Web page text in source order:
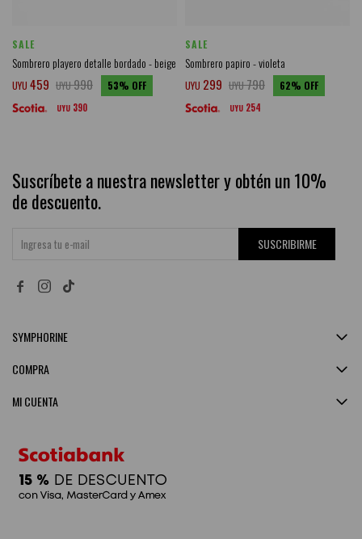
SALE
Sombrero playero detalle bordado - beige
UYU 459 UYU990 53
UYU 390
SALE
Sombrero papiro - violeta
UYU 299 UYU790 62
UYU 254
Suscríbete a nuestra newsletter y obtén un 10%
de descuento.
SUSCRIBIRME
 
SYMPHORINE
MI CUENTA
COMPRA